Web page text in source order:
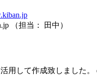
（担当： 田中）
用して作成致しました